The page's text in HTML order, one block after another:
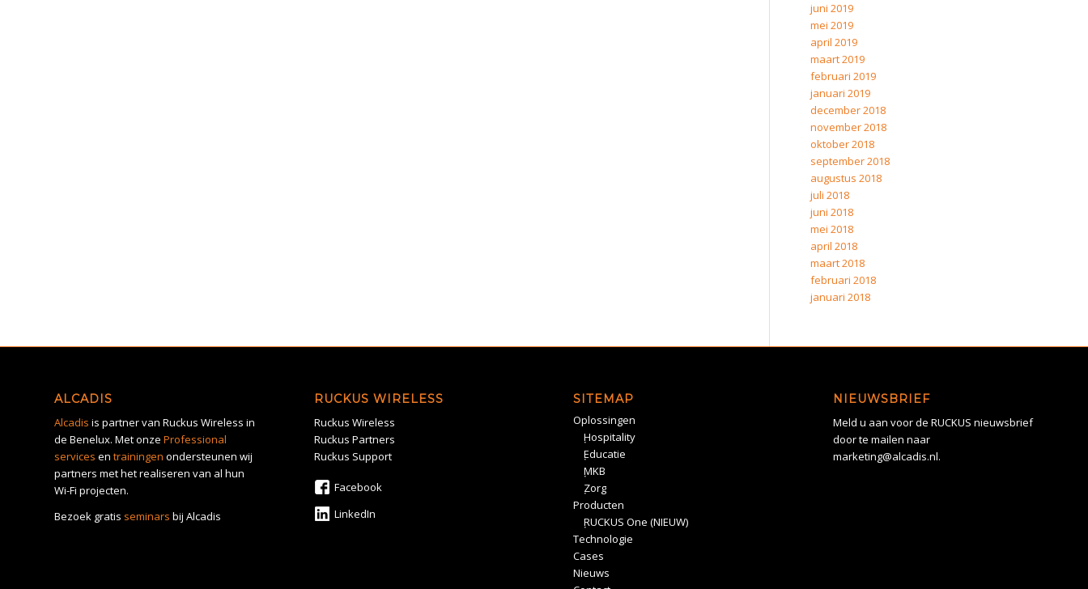
juni 2019
mei 2019
april 2019
maart 2019
februari 2019
januari 2019
december 2018
november 2018
oktober 2018
september 2018
augustus 2018
juli 2018
juni 2018
mei 2018
april 2018
maart 2018
februari 2018
januari 2018
ALCADIS
Alcadis is partner van Ruckus Wireless in
de Benelux. Met onze Professional
services en trainingen ondersteunen wij
partners met het realiseren van al hun
Wi-Fi projecten.
Bezoek gratis seminars bij Alcadis
RUCKUS WIRELESS
Ruckus Wireless
Ruckus Partners
Ruckus Support
Facebook
LinkedIn
SITEMAP
Oplossingen
Hospitality
Educatie
MKB
Zorg
Producten
RUCKUS One (NIEUW)
Technologie
Cases
Nieuws
NIEUWSBRIEF
Meld u aan voor de RUCKUS nieuwsbrief
door te mailen naar
marketing@alcadis.nl.